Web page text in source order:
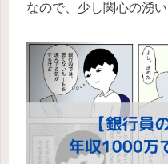
なので、少し関心の湧い